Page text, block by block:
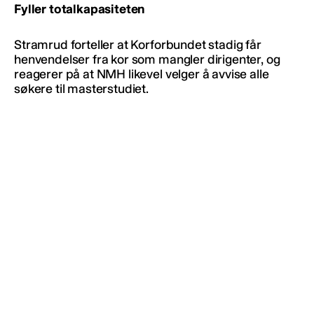
Fyller totalkapasiteten
Stramrud forteller at Korforbundet stadig får
henvendelser fra kor som mangler dirigenter, og
reagerer på at NMH likevel velger å avvise alle
søkere til masterstudiet.